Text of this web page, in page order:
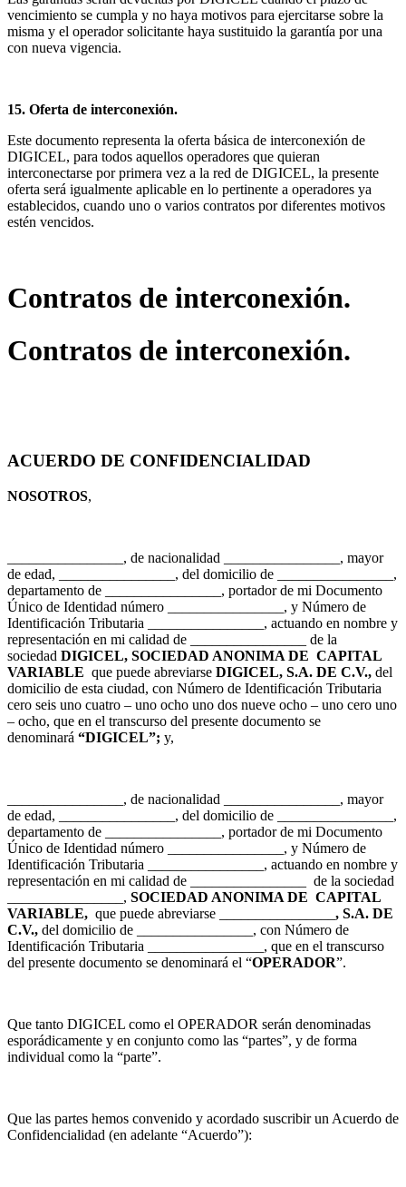
vencimiento se cumpla y no haya motivos para ejercitarse sobre la
misma y el operador solicitante haya sustituido la garantía por una
con nueva vigencia.
15. Oferta de interconexión.
Este documento representa la oferta básica de interconexión de
DIGICEL, para todos aquellos operadores que quieran
interconectarse por primera vez a la red de DIGICEL, la presente
oferta será igualmente aplicable en lo pertinente a operadores ya
establecidos, cuando uno o varios contratos por diferentes motivos
estén vencidos.
Contratos de interconexión.
Contratos de interconexión.
ACUERDO DE CONFIDENCIALIDAD
NOSOTROS,
________________, de nacionalidad ________________, mayor
de edad, ________________, del domicilio de ________________,
departamento de ________________, portador de mi Documento
Único de Identidad número ________________, y Número de
Identificación Tributaria ________________, actuando en nombre y
representación en mi calidad de ________________ de la
sociedad DIGICEL, SOCIEDAD ANONIMA DE CAPITAL
VARIABLE que puede abreviarse DIGICEL, S.A. DE C.V., del
domicilio de esta ciudad, con Número de Identificación Tributaria
cero seis uno cuatro – uno ocho uno dos nueve ocho – uno cero uno
– ocho, que en el transcurso del presente documento se
denominará “DIGICEL”; y,
________________, de nacionalidad ________________, mayor
de edad, ________________, del domicilio de ________________,
departamento de ________________, portador de mi Documento
Único de Identidad número ________________, y Número de
Identificación Tributaria ________________, actuando en nombre y
representación en mi calidad de ________________ de la sociedad
________________, SOCIEDAD ANONIMA DE CAPITAL
VARIABLE, que puede abreviarse ________________ , S.A. DE
C.V., del domicilio de ________________, con Número de
Identificación Tributaria ________________, que en el transcurso
del presente documento se denominará el “OPERADOR”.
Que tanto DIGICEL como el OPERADOR serán denominadas
esporádicamente y en conjunto como las “partes”, y de forma
individual como la “parte”.
Que las partes hemos convenido y acordado suscribir un Acuerdo de
Confidencialidad (en adelante “Acuerdo”):